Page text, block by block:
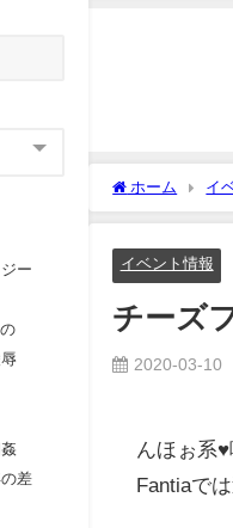
ホーム イ
イベント情報
チーズ
2020-03-10
んほぉ系
Fantiaで
ー
差